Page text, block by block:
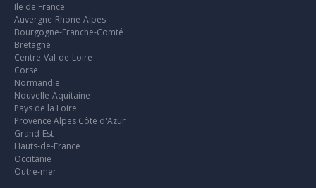
Ile de France
Auvergne-Rhone-Alpes
Bourgogne-Franche-Comté
Bretagne
Centre-Val-de-Loire
Corse
Normandie
Nouvelle-Aquitaine
Pays de la Loire
Provence Alpes Côte d'Azur
Grand-Est
Hauts-de-France
Occitanie
Outre-mer